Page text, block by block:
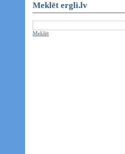
Meklēt ergli.lv
Meklēt